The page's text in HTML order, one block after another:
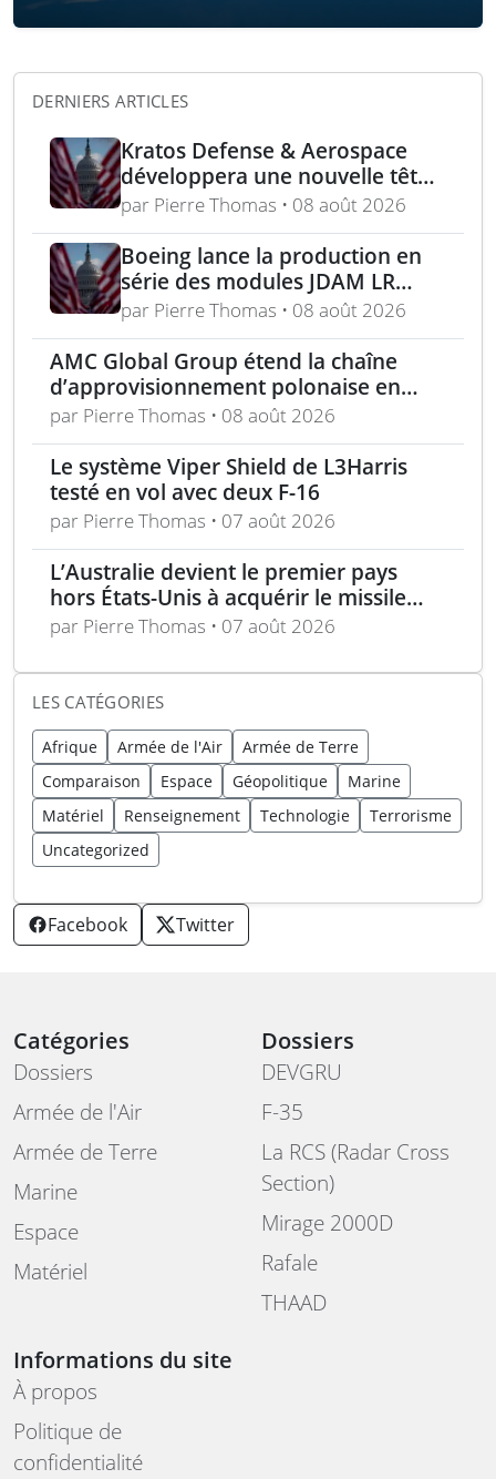
DERNIERS ARTICLES
Kratos Defense & Aerospace
développera une nouvelle tête
chercheuse pour les missiles
FGM-148 Javelin
par Pierre Thomas • 08 août 2026
Boeing lance la production en
série des modules JDAM LR
pour frappes de précision
longue portée
par Pierre Thomas • 08 août 2026
AMC Global Group étend la chaîne
d’approvisionnement polonaise en
munitions de 155 mm
par Pierre Thomas • 08 août 2026
Le système Viper Shield de L3Harris
testé en vol avec deux F-16
par Pierre Thomas • 07 août 2026
L’Australie devient le premier pays
hors États-Unis à acquérir le missile
AIM-260 JATM
par Pierre Thomas • 07 août 2026
LES CATÉGORIES
Afrique Armée de l'Air
Armée de Terre
Comparaison
Espace Géopolitique
Marine
Matériel
Renseignement Technologie
Terrorisme
Uncategorized
Facebook Twitter
Catégories
Dossiers
Armée de l'Air
Armée de Terre
Marine
Espace
Matériel
Dossiers
DEVGRU
F-35
La RCS (Radar Cross
Section)
Mirage 2000D
Rafale
THAAD
Informations du site
À propos
Politique de
confidentialité